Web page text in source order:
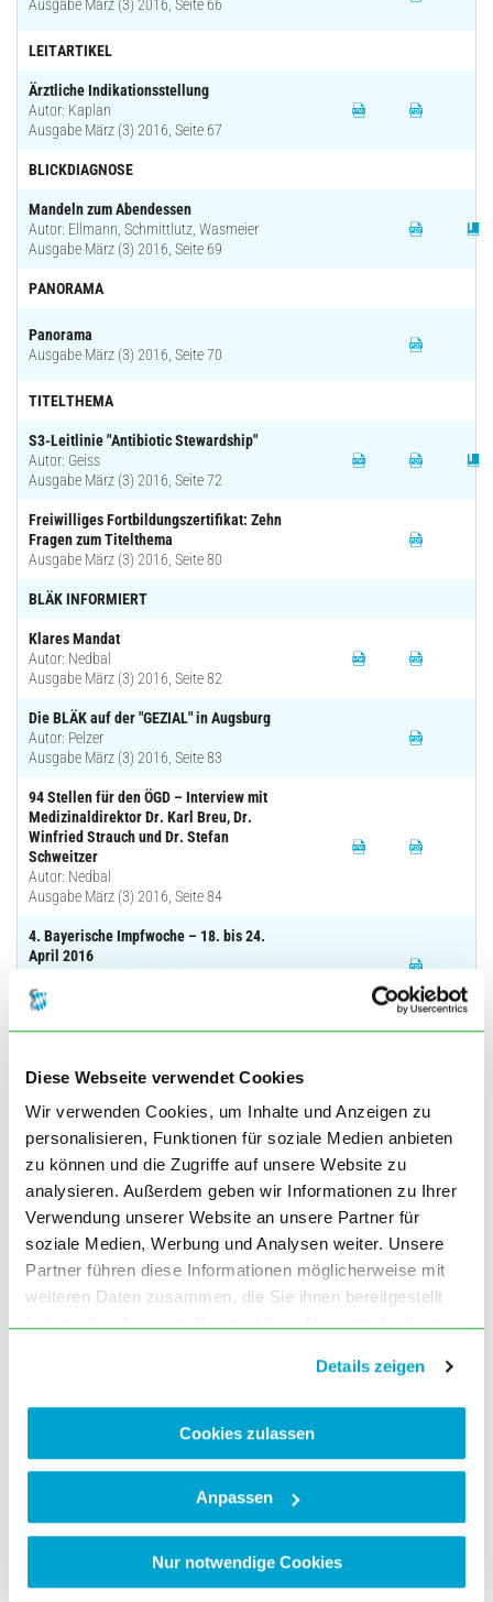
Diese Webseite verwendet Cookies
Wir verwenden Cookies, um Inhalte und Anzeigen zu
personalisieren, Funktionen für soziale Medien anbieten
zu können und die Zugriffe auf unsere Website zu
analysieren. Außerdem geben wir Informationen zu Ihrer
Verwendung unserer Website an unsere Partner für
soziale Medien, Werbung und Analysen weiter. Unsere
Partner führen diese Informationen möglicherweise mit
weiteren Daten zusammen, die Sie ihnen bereitgestellt
Cookies, wenn Sie unsere Webseite weiterhin nutzen.
Details zeigen
Cookies zulassen
Anpassen
Nur notwendige Cookies
Ausgabe März (3) 2016, Seite 66
LEITARTIKEL
Ärztliche Indikationsstellung
Autor: Kaplan
Ausgabe März (3) 2016, Seite 67
BLICKDIAGNOSE
Mandeln zum Abendessen
Autor: Ellmann, Schmittlutz, Wasmeier
Ausgabe März (3) 2016, Seite 69
PANORAMA
Panorama
Ausgabe März (3) 2016, Seite 70
TITELTHEMA
S3-Leitlinie "Antibiotic Stewardship"
Autor: Geiss
Ausgabe März (3) 2016, Seite 72
Freiwilliges Fortbildungszertifikat: Zehn
Fragen zum Titelthema
Ausgabe März (3) 2016, Seite 80
BLÄK INFORMIERT
Klares Mandat
Autor: Nedbal
Ausgabe März (3) 2016, Seite 82
Die BLÄK auf der "GEZIAL" in Augsburg
Autor: Pelzer
Ausgabe März (3) 2016, Seite 83
94 Stellen für den ÖGD – Interview mit
Medizinaldirektor Dr. Karl Breu, Dr.
Winfried Strauch und Dr. Stefan
Schweitzer
Autor: Nedbal
Ausgabe März (3) 2016, Seite 84
4. Bayerische Impfwoche – 18. bis 24.
April 2016
Autor: Klinc, Fischer, Hierl u. a.
Ausgabe März (3) 2016, Seite 86
BLÄK KOMPAKT
Vorsicht Abofalle!
Ausgabe März (3) 2016, Seite 89
Dillingen
Ausgabe März (3) 2016, Seite 89
Datensicherheit in der Medizin
Ausgabe März (3) 2016, Seite 89
Fortbildungspunktekonto im Zuge von
Seminartage Weiterbildung
Ausgabe März (3) 2016, Seite 90
Auflösung des Silbenrätsels aus Heft 1-